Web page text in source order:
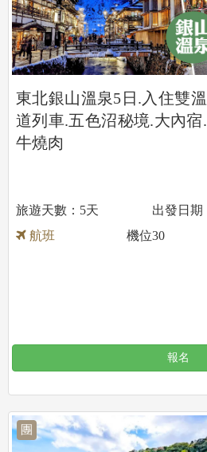
東北銀山溫泉5日.入住雙
道列車.五色沼秘境.大內
牛燒肉
5天
航班
機位30
報名
團